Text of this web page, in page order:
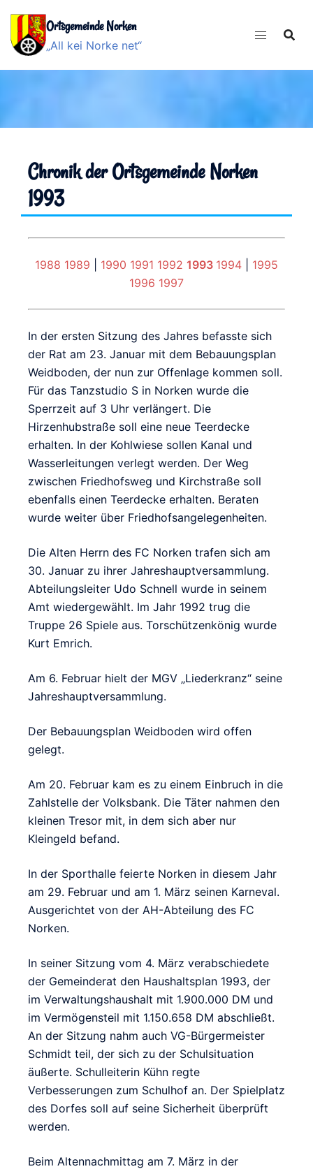
Inhalt
springen
Ortsgemeinde Norken
„All kei Norke net“
Chronik der Ortsgemeinde Norken
1993
1988 1989 1990 1991 1992 1993 1994
1995
1996 1997
In der ersten Sitzung des Jahres befasste sich
der Rat am 23. Januar mit dem Bebauungsplan
Weidboden, der nun zur Offenlage kommen soll.
Für das Tanzstudio S in Norken wurde die
Sperrzeit auf 3 Uhr verlängert. Die
Hirzenhubstraße soll eine neue Teerdecke
erhalten. In der Kohlwiese sollen Kanal und
Wasserleitungen verlegt werden. Der Weg
zwischen Friedhofsweg und Kirchstraße soll
ebenfalls einen Teerdecke erhalten. Beraten
wurde weiter über Friedhofsangelegenheiten.
Die Alten Herrn des FC Norken trafen sich am
30. Januar zu ihrer Jahreshauptversammlung.
Abteilungsleiter Udo Schnell wurde in seinem
Amt wiedergewählt. Im Jahr 1992 trug die
Truppe 26 Spiele aus. Torschützenkönig wurde
Kurt Emrich.
Am 6. Februar hielt der MGV „Liederkranz“ seine
Jahreshauptversammlung.
Der Bebauungsplan Weidboden wird offen
gelegt.
Am 20. Februar kam es zu einem Einbruch in die
Zahlstelle der Volksbank. Die Täter nahmen den
kleinen Tresor mit, in dem sich aber nur
Kleingeld befand.
In der Sporthalle feierte Norken in diesem Jahr
am 29. Februar und am 1. März seinen Karneval.
Ausgerichtet von der AH-Abteilung des FC
Norken.
In seiner Sitzung vom 4. März verabschiedete
der Gemeinderat den Haushaltsplan 1993, der
im Verwaltungshaushalt mit 1.900.000 DM und
im Vermögensteil mit 1.150.658 DM abschließt.
An der Sitzung nahm auch VG-Bürgermeister
Schmidt teil, der sich zu der Schulsituation
äußerte. Schulleiterin Kühn regte
Verbesserungen zum Schulhof an. Der Spielplatz
des Dorfes soll auf seine Sicherheit überprüft
werden.
Beim Altennachmittag am 7. März in der